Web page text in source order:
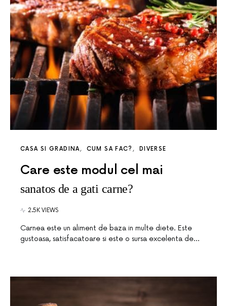
CASA SI GRADINA CUM SA FAC? DIVERSE
Care este modul cel mai
sanatos de a gati carne?
2.5K VIEWS
Carnea este un aliment de baza in multe diete. Este
gustoasa, satisfacatoare si este o sursa excelenta de…